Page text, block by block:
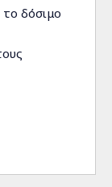
δόσιμο